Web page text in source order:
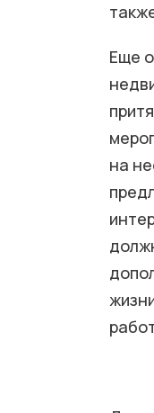
Еще
на